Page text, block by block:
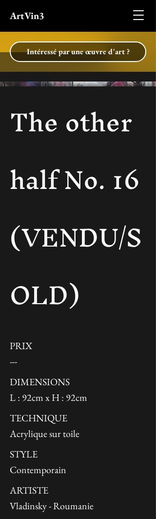
ArtVin3
Intéressé par une œuvre d'art ?
The other
half No. 16
(VENDU/S
OLD)
PRIX
---
DIMENSIONS
L : 92cm x H : 92cm
TECHNIQUE
Acrylique sur toile
STYLE
Contemporain
ARTISTE
Vladinsky - Roumanie